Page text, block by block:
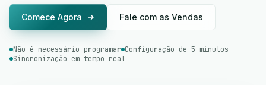
Comece Agora Fale com as Vendas
Não é necessário programar Configuração de 5 minutos
Sincronização em tempo real